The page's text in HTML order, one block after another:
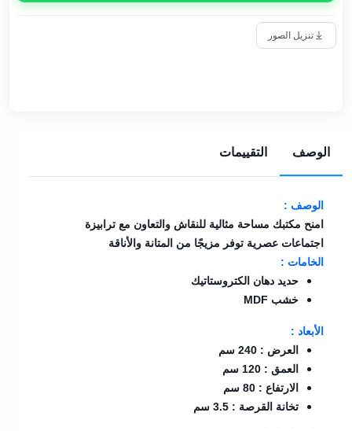
تنزيل الصور
الوصف التقييمات
الوصف :
امنح مكتبك مساحة مثالية للنقاش والتعاون مع ترابيزة
اجتماعات عصرية توفر مزيجًا من المتانة والأناقة
الخامات :
حديد دهان الكتروستاتيك
خشب MDF
الأبعاد :
العرض : 240 سم
العمق : 120 سم
الارتفاع : 80 سم
تخانة القرصة : 3.5 سم